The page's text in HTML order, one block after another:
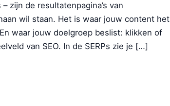
zijn de resultatenpagina’s van
wil staan. Het is waar jouw content het
waar jouw doelgroep beslist: klikken of
van SEO. In de SERPs zie je […]